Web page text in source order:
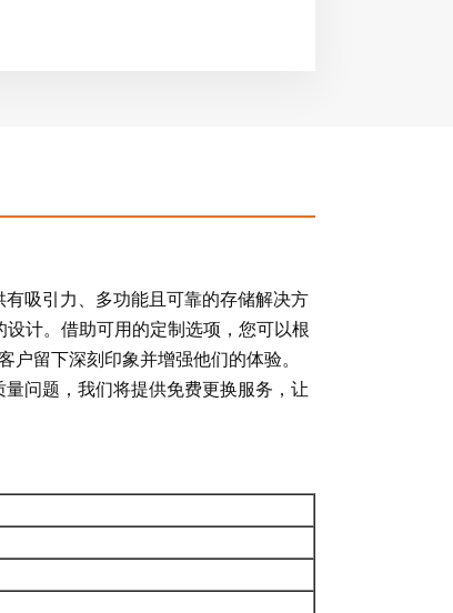
吸引力、多功能且可靠的存储解决方
计。借助可用的定制选项，您可以根
留下深刻印象并增强他们的体验。
问题，我们将提供免费更换服务，让